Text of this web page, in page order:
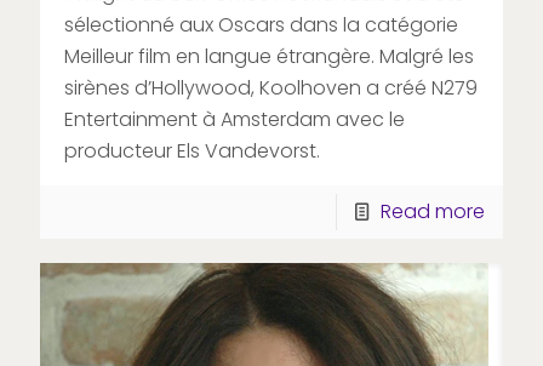
sélectionné aux Oscars dans la catégorie
Meilleur film en langue étrangère. Malgré les
sirènes d’Hollywood, Koolhoven a créé N279
Entertainment à Amsterdam avec le
producteur Els Vandevorst.
Read more